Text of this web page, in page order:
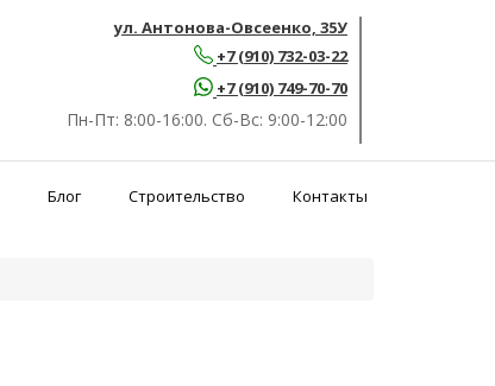
ул. Антонова-Овсеенко, 35У
+7 (910) 732-03-22
+7 (910) 749-70-70
Пн-Пт: 8:00-16:00. Сб-Вс: 9:00-12:00
Блог Строительство Контакты